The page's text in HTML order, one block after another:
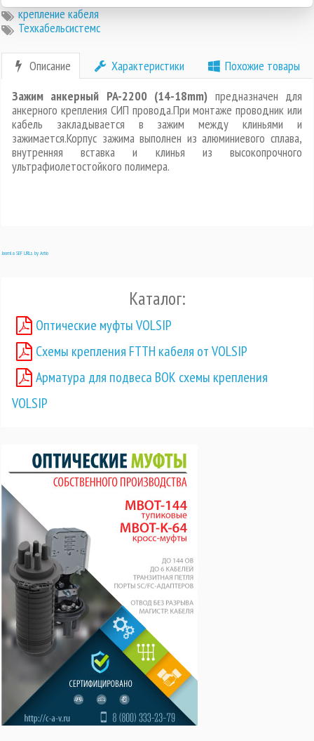
крепление кабеля
Техкабельсистемс
Описание Характеристики
Похожие товары
Зажим анкерный PA-2200 (14-18mm) предназначен для
анкерного крепления СИП провода.При монтаже проводник или
кабель закладывается в зажим между клиньями и
зажимается.Корпус зажима выполнен из алюминиевого сплава,
внутренняя вставка и клинья из высокопрочного
ультрафиолетостойкого полимера.
Joomla SEF URLs by Artio
Каталог:
Оптические муфты VOLSIP
Схемы крепления FTTH кабеля от VOLSIP
Арматура для подвеса ВОК схемы крепления
VOLSIP